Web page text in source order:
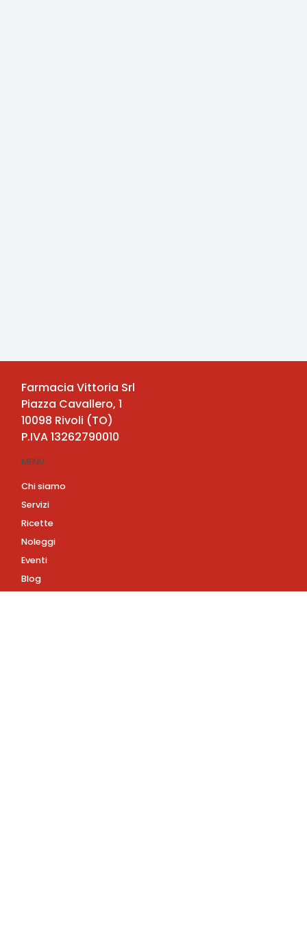
Farmacia Vittoria Srl
Piazza Cavallero, 1
10098 Rivoli (TO)
P.IVA13262790010
MENU
Chi siamo
Servizi
Ricette
Noleggi
Eventi
Blog